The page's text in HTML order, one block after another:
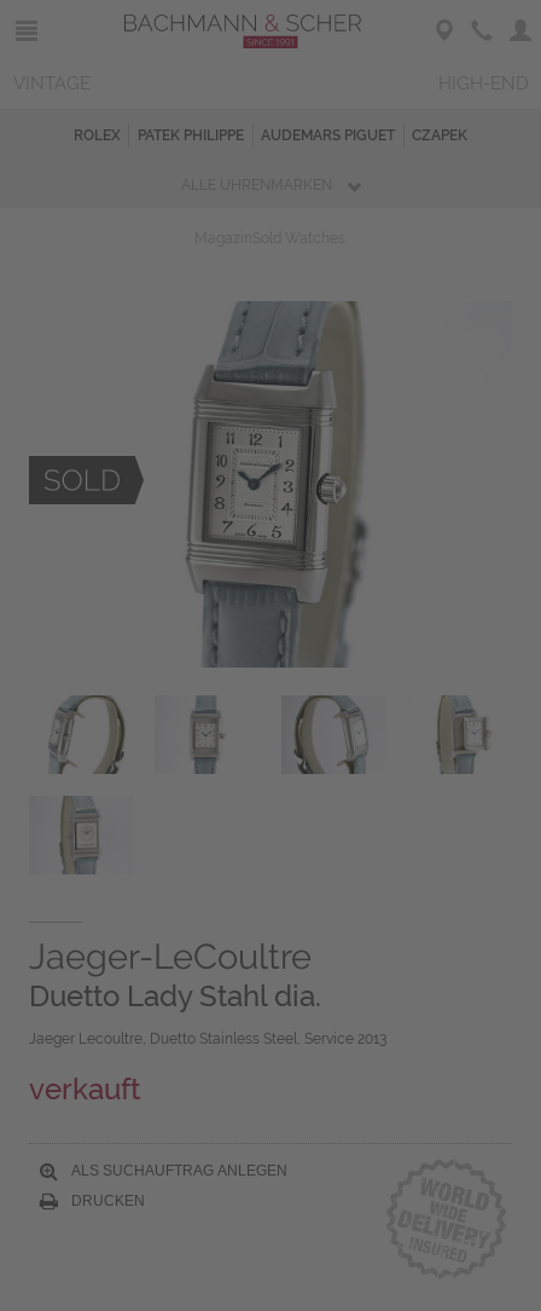
ROLEX PATEK PHILIPPE AUDEMARS PIGUET CZAPEK
Jaeger-LeCoultre
Duetto Lady Stahl dia.
Jaeger Lecoultre, Duetto Stainless Steel, Service 2013
verkauft
ALS SUCHAUFTRAG ANLEGEN
DRUCKEN